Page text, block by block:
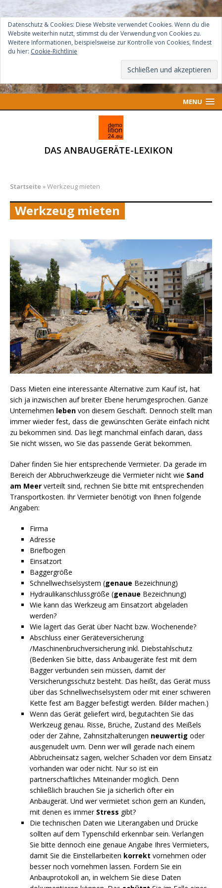
Datenschutz & Cookies: Diese Website verwendet Cookies. Wenn du die
Website weiterhin nutzt, stimmst du der Verwendung von Cookies zu.
Weitere Informationen, beispielsweise zur Kontrolle von Cookies, findest
du hier: Cookie-Richtlinie
MENU
DAS ANBAUGERÄTE-LEXIKON
Startseite »Werkzeug mieten
Werkzeug mieten
Dass Mieten eine interessante Alternative zum Kauf ist, hat
sich ja inzwischen auf breiter Ebene herumgesprochen. Ganze
Unternehmen leben von diesem Geschäft. Dennoch stellt man
immer wieder fest, dass die gewünschten Geräte einfach nicht
zu bekommen sind. Das liegt manchmal einfach daran, dass
Sie nicht wissen, wo Sie das passende Gerät bekommen.
Daher finden Sie hier entsprechende Vermieter. Da gerade im
Bereich der Abbruchwerkzeuge die Vermieter nicht wie Sand
am Meer verteilt sind, rechnen Sie bitte mit entsprechenden
Transportkosten. Ihr Vermieter benötigt von Ihnen folgende
Angaben:
Firma
Adresse
Briefbogen
Einsatzort
Baggergröße
Schnellwechselsystem (genaue Bezeichnung)
Hydraulikanschlussgröße (genaue Bezeichnung)
Wie kann das Werkzeug am Einsatzort abgeladen
werden?
Wie lagert das Gerät über Nacht bzw. Wochenende?
Abschluss einer Geräteversicherung
/Maschinenbruchversicherung inkl. Diebstahlschutz
(Bedenken Sie bitte, dass Anbaugeräte fest mit dem
Bagger verbunden sein müssen, damit der
Versicherungsschutz besteht. Das heißt, das Gerät muss
über das Schnellwechselsystem oder mit einer schweren
Kette fest am Bagger befestigt werden. Bilder machen.)
Wenn das Gerät geliefert wird, begutachten Sie das
Werkzeug genau. Risse, Brüche, Zustand des Meißels
oder der Zähne, Zahnsitzhalterungen neuwertig oder
ausgenudelt uvm. Denn wer will gerade nach einem
Abbrucheinsatz sagen, welcher Schaden vor dem Einsatz
vorhanden war oder nicht. Nur so ist ein
partnerschaftliches Miteinander möglich. Denn
schließlich brauchen Sie ja sicherlich öfter ein
Anbaugerät. Und wer vermietet schon gern an Kunden,
mit denen es immer Stress gibt?
Die technischen Daten wie Literangaben und Drücke
sollten auf dem Typenschild erkennbar sein. Verlangen
Sie bitte dennoch eine genaue Angabe Ihres Vermieters,
damit Sie die Einstellarbeiten korrekt vornehmen oder
besser noch vornehmen lassen. Fordern Sie ein
Anbauprotokoll an, in welchem Sie diese Daten